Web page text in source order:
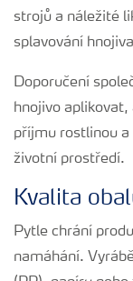
strojů a náležité
splavování
Doporučení
hnojivo
příjmu rostlinou a
životní prostředí.
Kvalita
Pytle chrání
namáhání.